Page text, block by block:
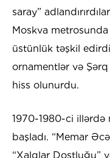
saray”
Moskva
üstünlük təşkil
ornamentlər və
hiss olunurdu.
1970-1980-ci illərdə
başladı. “Memar
“Xalqlar Dostluğu”